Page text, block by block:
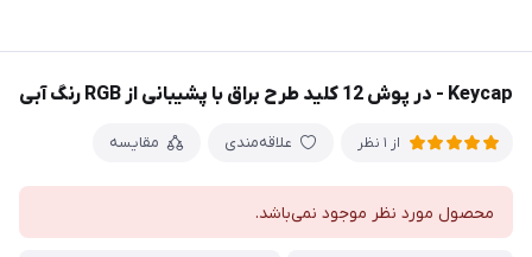
Keycap - در پوش 12 کلید طرح براق با پشیبانی از RGB رنگ آبی
از 1 نظر علاقه‌مندی مقایسه
محصول مورد نظر موجود نمی‌باشد.